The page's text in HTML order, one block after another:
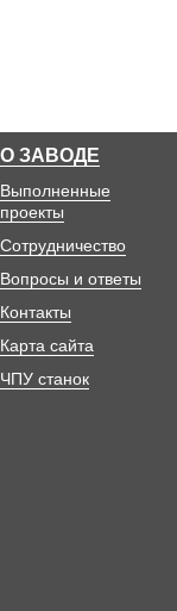
О ЗАВОДЕ
Выполненные
проекты
Сотрудничество
Вопросы и ответы
Контакты
Карта сайта
ЧПУ станок